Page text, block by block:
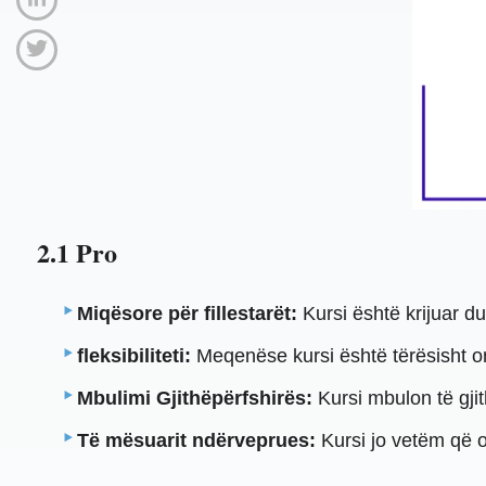
2.1 Pro
Miqësore për fillestarët: Kursi është krijuar
fleksibiliteti: Meqenëse kursi është tërësisht
Mbulimi Gjithëpërfshirës: Kursi mbulon të
Të mësuarit ndërveprues: Kursi jo vetëm që